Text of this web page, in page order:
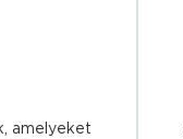
amelyeket